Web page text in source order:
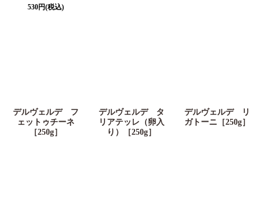
530円(税込)
デルヴェルデ フ
ェットゥチーネ
［250g］
デルヴェルデ タ
リアテッレ（卵入
り）［250g］
デルヴェルデ リ
ガトーニ［250g］